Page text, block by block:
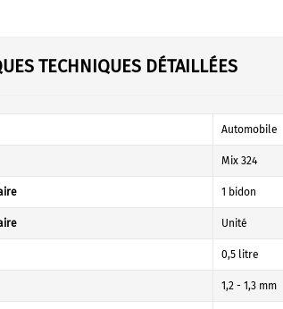
TECHNIQUES DÉTAILLÉES
Automobile
Mix 324
1 bidon
Unité
0,5 litre
1,2 - 1,3 mm